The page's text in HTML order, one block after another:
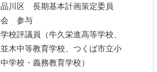
品川区 長期基本計画策定委員
会 参与
学校評議員（牛久栄進高等学校、
並木中等教育学校、つくば市立小
中学校・義務教育学校）